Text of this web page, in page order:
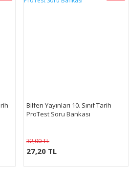
Bilfen Yayınları 10. Sınıf Tarih
ProTest Soru Bankası
32,00 TL
27,20 TL